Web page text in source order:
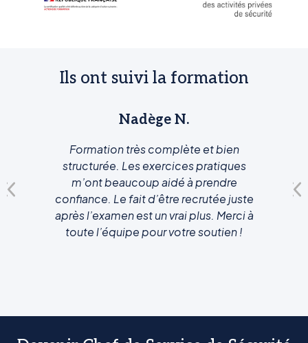
Ils ont suivi la formation
Nadège N.
Formation très complète et bien
structurée. Les exercices pratiques
m’ont beaucoup aidé à prendre
confiance. Le fait d’être recrutée juste
après l’examen est un vrai plus. Merci à
toute l’équipe pour votre soutien !